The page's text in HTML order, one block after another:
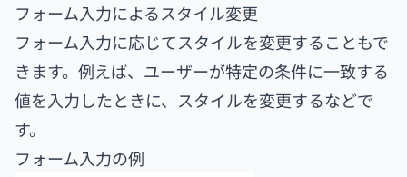
フォーム入力によるスタイル変更
フォーム入力に応じてスタイルを変更することもで
きます。例えば、ユーザーが特定の条件に一致する
値を入力したときに、スタイルを変更するなどで
す。
フォーム入力の例